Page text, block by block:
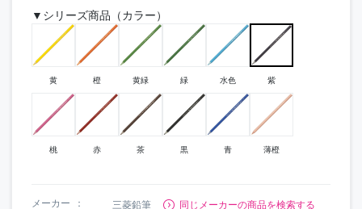
▼シリーズ商品（カラー）
黄 橙 黄緑 緑 水色 紫
桃 赤 茶 黒 青 薄橙
メーカー 三菱鉛筆
同じメーカーの商品を検索する